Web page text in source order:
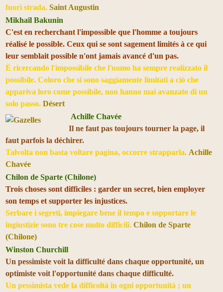
fuori strada. Saint Augustin
Mikhaïl Bakunin
C'est en recherchant l'impossible que l'homme a toujours
réalisé le possible. Ceux qui se sont sagement limités à ce qui
leur semblait possible n'ont jamais avancé d'un pas.
È ricercando l'impossibile che l'uomo ha sempre realizzato il
possibile. Coloro che si sono saggiamente limitati a ciò che
appariva loro come possibile, non hanno mai avanzato di un
solo passo. Désert
Achille Chavée
Il ne faut pas toujours tourner la page, il
faut parfois la déchirer.
Talvolta non basta voltare pagina, occorre strapparla. Achille
Chavée
Chilon de Sparte (Chilone)
Trois choses sont difficiles : garder un secret, bien employer
son temps et supporter les injustices.
Serbare i segreti, impiegare bene il tempo e sopportare le
ingiustizie sono tre cose molto difficili. Chilon de Sparte
(Chilone)
Winston Churchill
Un pessimiste voit la difficulté dans chaque opportunité, un
optimiste voit l'opportunité dans chaque difficulté.
Un pessimista vede la difficoltà in ogni opportunità ; un